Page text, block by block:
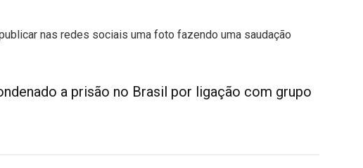
nas redes sociais uma foto fazendo uma saudação
a prisão no Brasil por ligação com grupo